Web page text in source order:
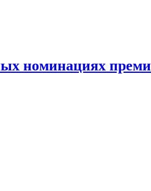
номинациях